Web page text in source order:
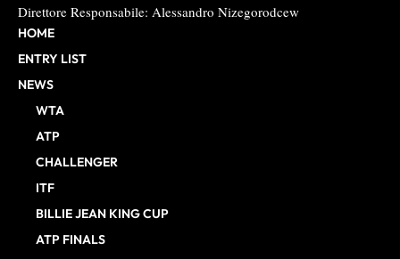
Direttore Responsabile: Alessandro Nizegorodcew
HOME
ENTRY LIST
NEWS
WTA
ATP
CHALLENGER
ITF
BILLIE JEAN KING CUP
ATP FINALS